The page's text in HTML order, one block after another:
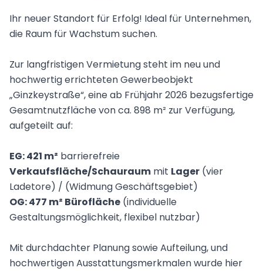
Ihr neuer Standort für Erfolg! Ideal für Unternehmen,
die Raum für Wachstum suchen.
Zur langfristigen Vermietung steht im neu und
hochwertig errichteten Gewerbeobjekt
„Ginzkeystraße“, eine ab Frühjahr 2026 bezugsfertige
Gesamtnutzfläche von ca. 898 m² zur Verfügung,
aufgeteilt auf:
EG: 421 m² barrierefreie
Verkaufsfläche/Schauraum mit Lager (vier
Ladetore) / (Widmung Geschäftsgebiet)
OG: 477 m² Bürofläche (individuelle
Gestaltungsmöglichkeit, flexibel nutzbar)
Mit durchdachter Planung sowie Aufteilung, und
hochwertigen Ausstattungsmerkmalen wurde hier